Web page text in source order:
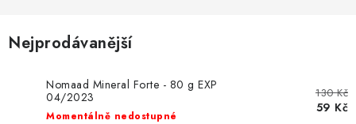
PRO CHOVATELE
Nejprodávanější
Nomaad Mineral Forte - 80 g EXP
04/2023
Momentálně nedostupné
130 Kč
59 Kč